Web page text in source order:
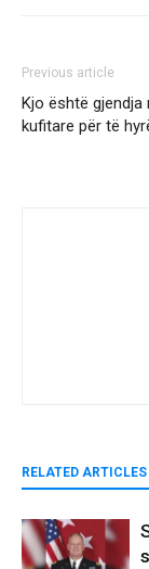
Previous article
Kjo është gjendja
kufitare për të
RELATED ARTICLES